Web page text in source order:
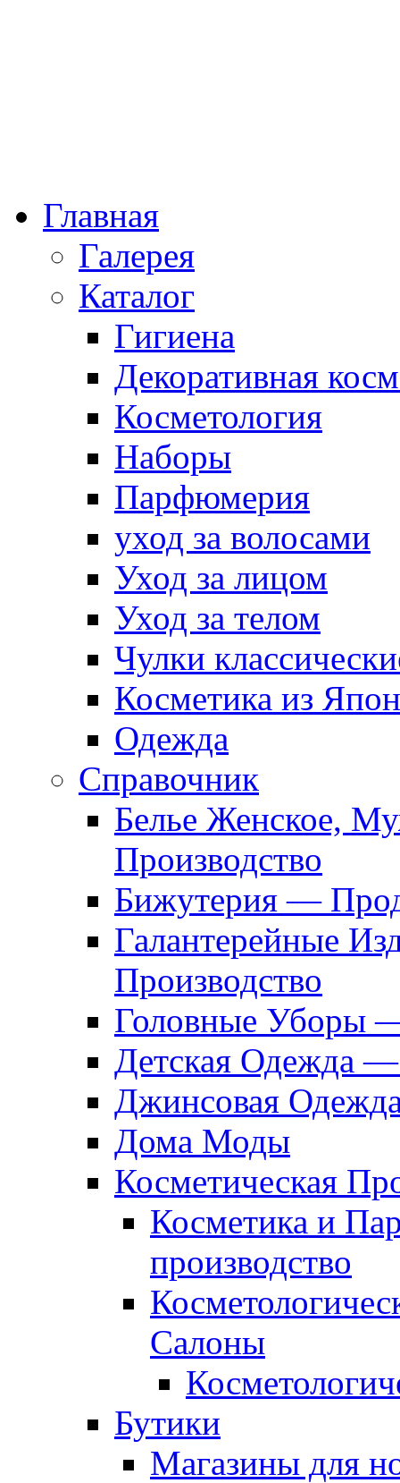
Главная
Галерея
Каталог
Гигиена
Декоративная
Косметология
Наборы
Парфюмерия
уход за волосами
Уход за лицом
Уход за телом
Чулки
Косметика из
Одежда
Справочник
Белье Женское,
Производство
Бижутерия —
Галантерейные
Производство
Головные Уборы
Детская Одежда
Джинсовая
Дома Моды
Косметическая
Косметика и
производство
Салоны
Бутики
Магазины для